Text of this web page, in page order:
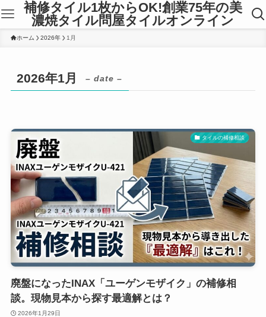
補修タイル1枚からOK!創業75年の美
濃焼タイル問屋タイルオンライン
ホーム 2026年 1月
2026年1月 – date –
タイルの補修相談
廃盤になったINAX「ユーゲンモザイク」の補修相
談。現物見本から探す最適解とは？
2026年1月29日